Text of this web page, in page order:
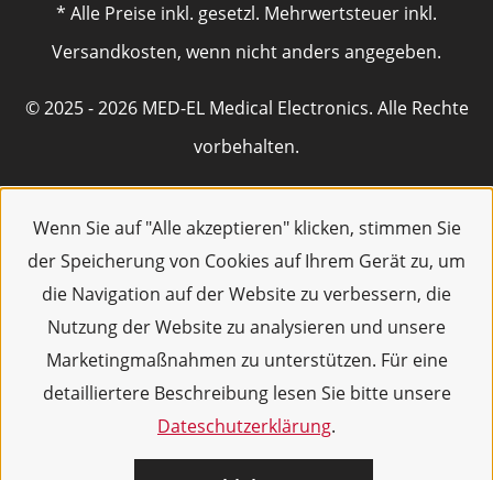
Wenn Sie auf "Alle akzeptieren" klicken, stimmen Sie
der Speicherung von Cookies auf Ihrem Gerät zu, um
die Navigation auf der Website zu verbessern, die
Nutzung der Website zu analysieren und unsere
Marketingmaßnahmen zu unterstützen. Für eine
detailliertere Beschreibung lesen Sie bitte unsere
Dateschutzerklärung.
* Alle Preise inkl. gesetzl. Mehrwertsteuer inkl.
Versandkosten, wenn nicht anders angegeben.
© 2025 - 2026 MED-EL Medical Electronics. Alle Rechte
vorbehalten.